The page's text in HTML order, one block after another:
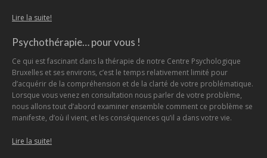
Lire la suite!
Psychothérapie… pour vous !
Ce qui est fascinant dans la thérapie de notre Centre Psychologique
Bruxelles et ses environs, c’est le temps relativement limité pour
d’acquérir de la compréhension et de la clarté de votre problématique.
Lorsque vous venez en consultation nous parler de votre problème,
nous allons tout d’abord examiner ensemble comment ce problème se
manifeste, d’où il vient, et les conséquences qu’il a dans votre vie.
Lire la suite!